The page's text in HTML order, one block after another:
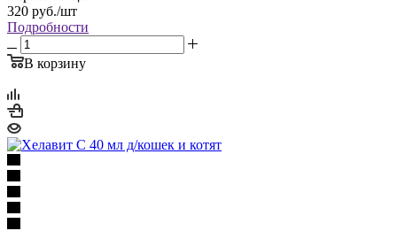
320 руб./шт
Подробности
В корзину